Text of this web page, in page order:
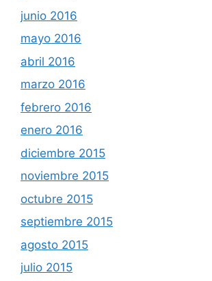
junio 2016
mayo 2016
abril 2016
marzo 2016
febrero 2016
enero 2016
diciembre 2015
noviembre 2015
octubre 2015
septiembre 2015
agosto 2015
julio 2015